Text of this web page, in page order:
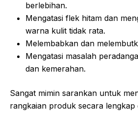
berlebihan.
Mengatasi flek hitam dan
warna kulit tidak rata.
Melembabkan dan
Mengatasi masalah
dan kemerahan.
Sangat mimin sarankan untuk
rangkaian produk secara